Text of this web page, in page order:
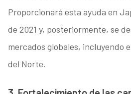
Proporcionará esta ayuda en
de 2021 y, posteriormente, se
mercados globales, incluyendo
del Norte.